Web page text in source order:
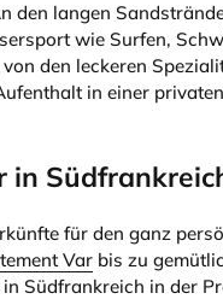
den langen
wie Surfen,
den leckeren
in einer
in
für den ganz
Var bis zu
Südfrankreich in der